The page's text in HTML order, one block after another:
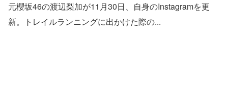
元櫻坂46の渡辺梨加が11月30日、自身のInstagramを更
新。トレイルランニングに出かけた際の...